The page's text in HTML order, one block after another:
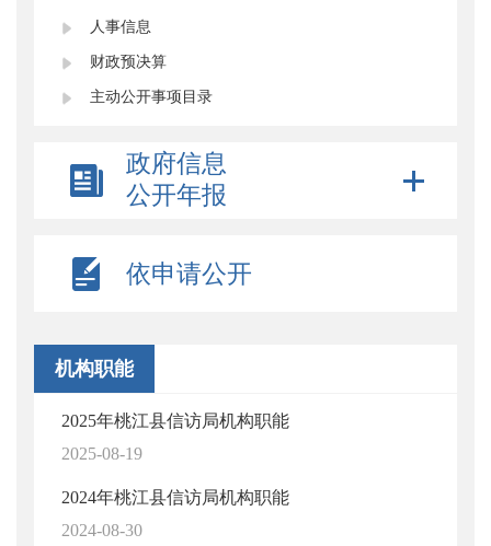
人事信息
财政预决算
主动公开事项目录
政府信息
公开年报
依申请公开
机构职能
2025年桃江县信访局机构职能
2025-08-19
2024年桃江县信访局机构职能
2024-08-30